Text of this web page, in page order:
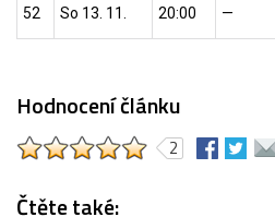
52 So 13. 11. 20:00 —
Hodnocení článku
2
Čtěte také: